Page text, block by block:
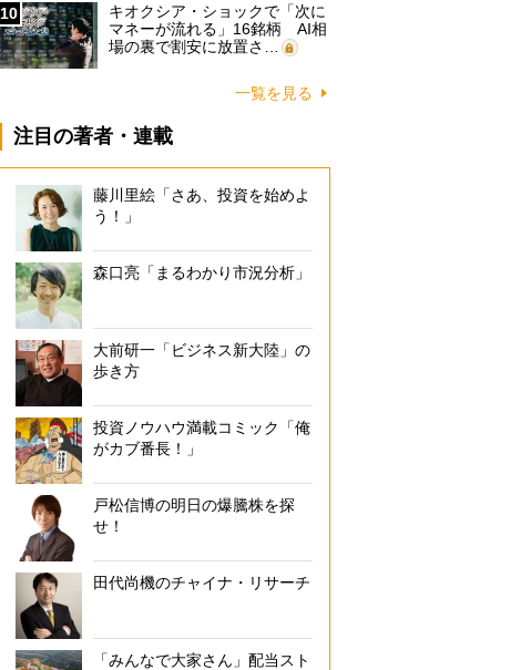
10
キオクシア・ショックで「次に
マネーが流れる」16銘柄 AI相
場の裏で割安に放置さ…
一覧を見る
注目の著者・連載
藤川里絵「さあ、投資を始めよ
う！」
森口亮「まるわかり市況分析」
大前研一「ビジネス新大陸」の
歩き方
投資ノウハウ満載コミック「俺
がカブ番長！」
戸松信博の明日の爆騰株を探
せ！
田代尚機のチャイナ・リサーチ
「みんなで大家さん」配当スト